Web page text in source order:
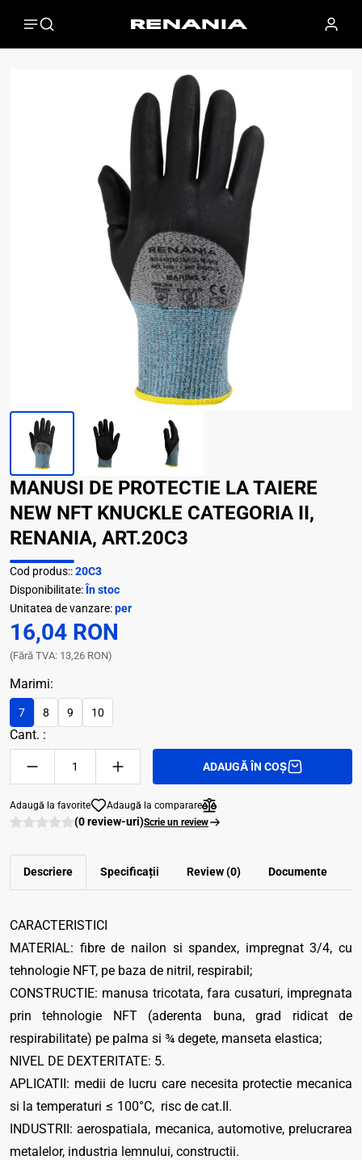
MANUSI DE PROTECTIE LA TAIERE
NEW NFT KNUCKLE CATEGORIA II,
RENANIA, ART.20C3
Cod produs::20C3
Disponibilitate: În stoc
Unitatea de vanzare:per
16,04 RON
(Fără TVA: 13,26 RON)
Marimi:
7 8 9 10
Cant. :
ADAUGĂ ÎN COȘ
Adaugă la favorite Adaugă la comparare
(0 review-uri)Scrie un review
Descriere Specificații Review (0) Documente
CARACTERISTICI
MATERIAL: fibre de nailon si spandex, impregnat 3/4, cu
tehnologie NFT, pe baza de nitril, respirabil;
CONSTRUCTIE: manusa tricotata, fara cusaturi, impregnata
prin tehnologie NFT (aderenta buna, grad ridicat de
respirabilitate) pe palma si ¾ degete, manseta elastica;
NIVEL DE DEXTERITATE: 5.
APLICATII: medii de lucru care necesita protectie mecanica
si la temperaturi ≤ 100°C, risc de cat.II.
INDUSTRII: aerospatiala, mecanica, automotive, prelucrarea
metalelor, industria lemnului, constructii.